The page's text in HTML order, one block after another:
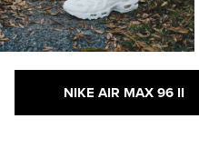
NIKE AIR MAX 96 II